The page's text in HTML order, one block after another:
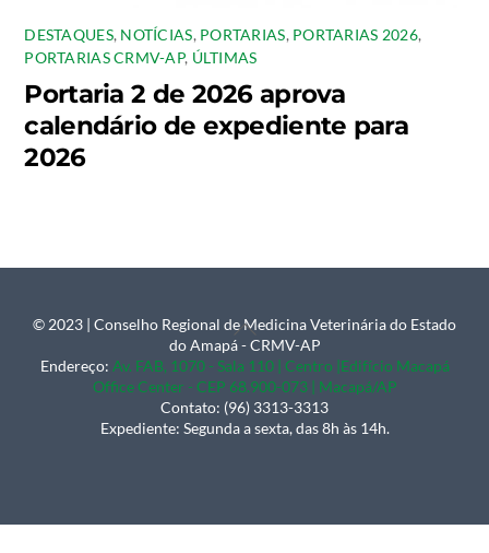
DESTAQUES, NOTÍCIAS, PORTARIAS, PORTARIAS 2026,
PORTARIAS CRMV-AP, ÚLTIMAS
Portaria 2 de 2026 aprova
calendário de expediente para
2026
Back
To
Top
© 2023 | Conselho Regional de Medicina Veterinária do Estado
do Amapá - CRMV-AP
Endereço: Av. FAB, 1070 - Sala 110 | Centro |Edifício Macapá
Office Center - CEP 68.900-073 | Macapá/AP
Contato: (96) 3313-3313
Expediente: Segunda a sexta, das 8h às 14h.